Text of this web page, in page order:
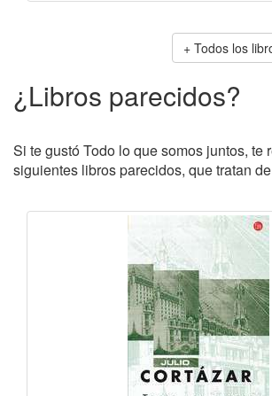
Todos los
¿Libros parecidos?
Si te gustó Todo lo que somos juntos, te
siguientes libros parecidos, que tratan